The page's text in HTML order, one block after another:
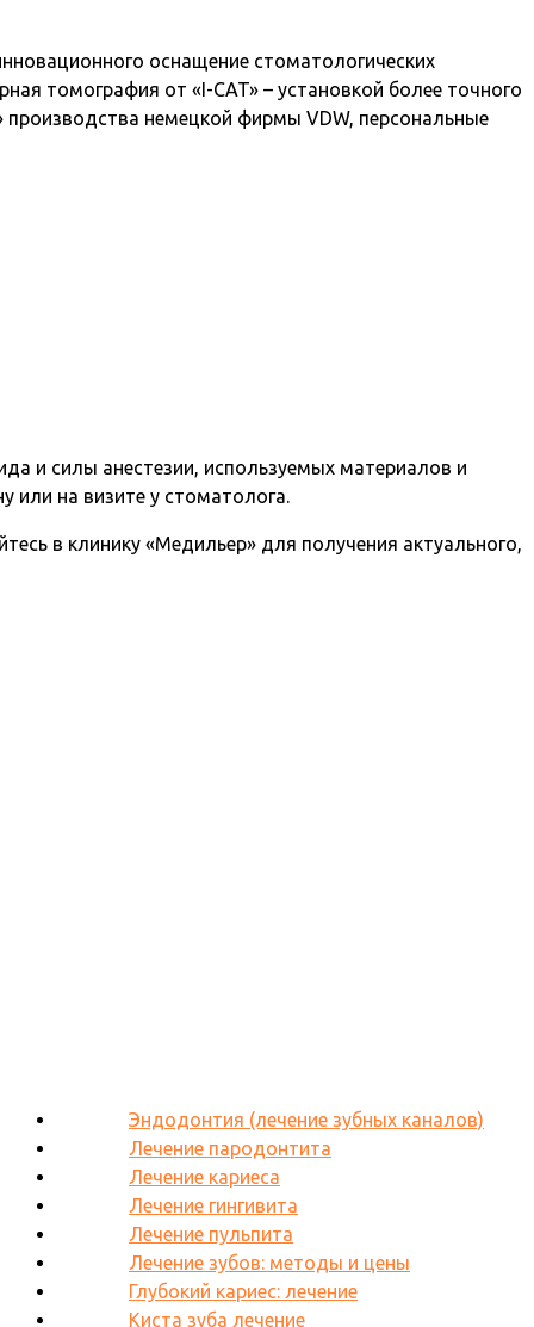
оснащение стоматологических
томография от «I-CAT» – установкой более точного
немецкой фирмы VDW, персональные
и силы анестезии, используемых материалов и
или на визите у стоматолога.
в клинику «Медильер» для получения актуального,
Эндодонтия (лечение зубных каналов)
Лечение пародонтита
Лечение кариеса
Лечение гингивита
Лечение пульпита
Лечение зубов: методы и цены
Глубокий кариес: лечение
Киста зуба лечение